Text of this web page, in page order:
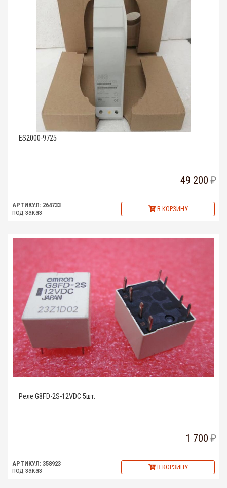
ES2000-9725
49 200
АРТИКУЛ: 264733
под заказ В КОРЗИНУ
Реле G8FD-2S-12VDC 5шт.
1 700
АРТИКУЛ: 358923
под заказ В КОРЗИНУ